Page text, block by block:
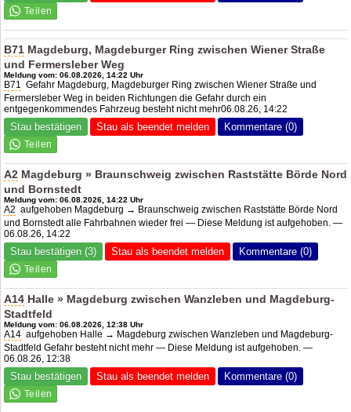
B71 Magdeburg, Magdeburger Ring zwischen Wiener Straße
und Fermersleber Weg
Meldung vom: 06.08.2026, 14:22 Uhr
B71 Gefahr Magdeburg, Magdeburger Ring zwischen Wiener Straße und
Fermersleber Weg in beiden Richtungen die Gefahr durch ein
entgegenkommendes Fahrzeug besteht nicht mehr06.08.26, 14:22
Stau bestätigen Stau als beendet melden Kommentare (0)
A2 Magdeburg » Braunschweig zwischen Raststätte Börde Nord
und Bornstedt
Meldung vom: 06.08.2026, 14:22 Uhr
A2 aufgehoben Magdeburg → Braunschweig zwischen Raststätte Börde Nord
und Bornstedt alle Fahrbahnen wieder frei — Diese Meldung ist aufgehoben. —
06.08.26, 14:22
Stau bestätigen (3) Stau als beendet melden Kommentare (0)
A14 Halle » Magdeburg zwischen Wanzleben und Magdeburg-
Stadtfeld
Meldung vom: 06.08.2026, 12:38 Uhr
A14 aufgehoben Halle → Magdeburg zwischen Wanzleben und Magdeburg-
Stadtfeld Gefahr besteht nicht mehr — Diese Meldung ist aufgehoben. —
06.08.26, 12:38
Stau bestätigen Stau als beendet melden Kommentare (0)